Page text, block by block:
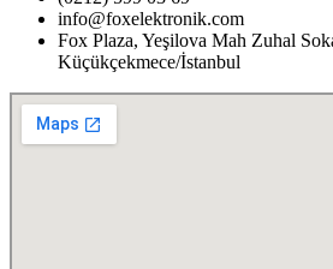
info@foxelektronik.com
Fox Plaza, Yeşilova Mah Zuhal
Küçükçekmece/İstanbul